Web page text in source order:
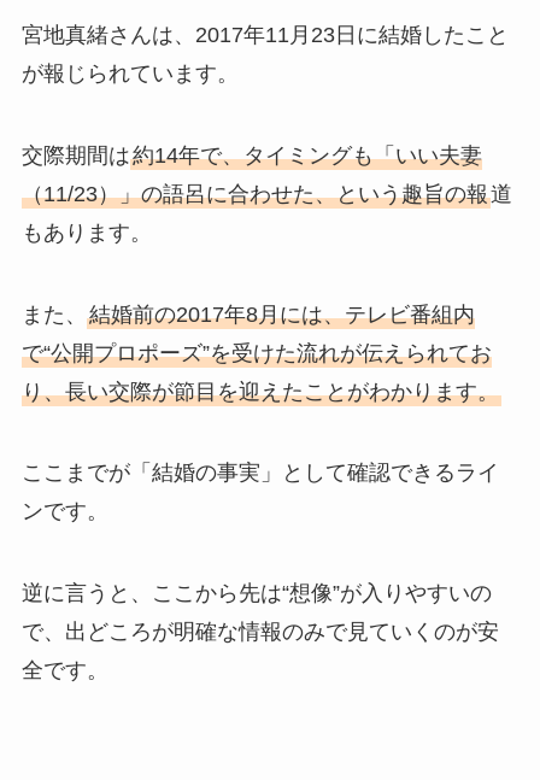
宮地真緒さんは、2017年11月23日に結婚したこと
が報じられています。
交際期間は約14年で、タイミングも「いい夫妻
（11/23）」の語呂に合わせた、という趣旨の報道
もあります。
また、 結婚前の2017年8月には、テレビ番組内
で“公開プロポーズ”を受けた流れが伝えられてお
り、長い交際が節目を迎えたことがわかります。
ここまでが「結婚の事実」として確認できるライ
ンです。
逆に言うと、ここから先は“想像”が入りやすいの
で、出どころが明確な情報のみで見ていくのが安
全です。